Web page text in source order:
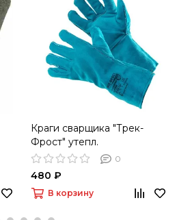
Краги сварщика "Трек-
Фрост" утепл.
0
480 ₽
В корзину